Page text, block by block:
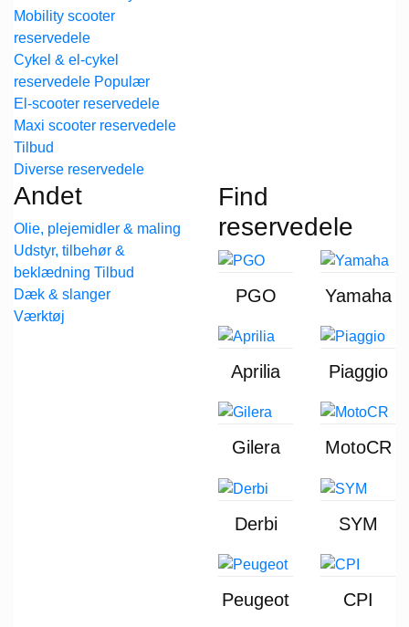
Mobility scooter
reservedele
Cykel & el-cykel
reservedele
El-scooter reservedele
Maxi scooter reservedele
Diverse reservedele
Andet
Olie, plejemidler & maling
Udstyr, tilbehør &
beklædning
Dæk & slanger
Værktøj
Find
reservedele
PGO Yamaha
Aprilia Piaggio
Gilera MotoCR
Derbi SYM
Peugeot CPI